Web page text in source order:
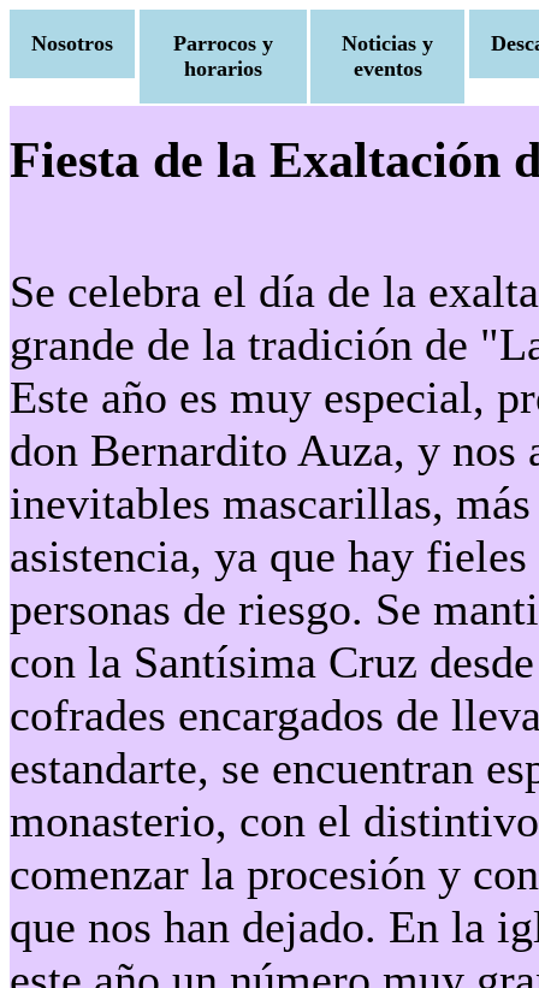
Nosotros
Parrocos y
horarios
Noticias y
eventos
Fiesta de la Exaltación
Se celebra el día de la
grande de la tradición de
Este año es muy especial,
don Bernardito Auza, y nos
inevitables mascarillas,
asistencia, ya que hay
personas de riesgo. Se
con la Santísima Cruz
cofrades encargados de
estandarte, se encuentran
monasterio, con el
comenzar la procesión y
que nos han dejado. En la